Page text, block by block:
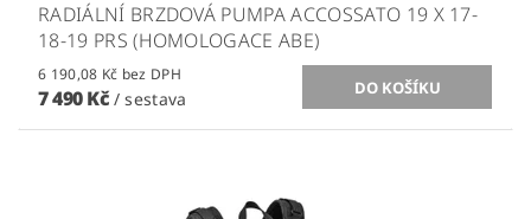
RADIÁLNÍ BRZDOVÁ PUMPA ACCOSSATO 19 X 17-
18-19 PRS (HOMOLOGACE ABE)
6 190,08 Kč bez DPH
7 490 Kč / sestava